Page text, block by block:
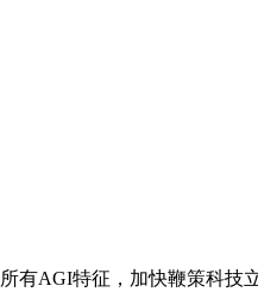
AGI特征，加快鞭策科技